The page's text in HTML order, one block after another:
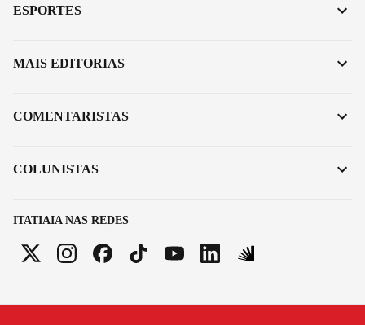
ITATIAIA NAS REDES
ESPORTES
MAIS EDITORIAS
COMENTARISTAS
COLUNISTAS